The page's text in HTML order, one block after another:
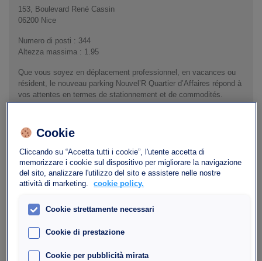
153, Boulevard René Cassin
06200 Nice
Numero di posti : 344
Altezza massima : 1.95
Que vous soyez en déplacement professionnel, en vacances ou
résident, le nouveau parking Nouvel’R Quartier d’Affaires répond à
vos attentes en termes de stationnement et de commodités.
se trouve à quelques kilomètres seulement du Centre-Ville de Nice
et la Promenade des Anglais (liaison directe avec le tramay), à la
sortie de l’autoroute A8 et en plein cœur du nouveau quartier
d’Affaires Arenas.
Il permet de rejoindre l’aéroport de Nice Côte d’Azur en 8 mn à
la future gare ferroviaire (ouverture 2022).
célèbre parc Phoenix, les hôtels Novotel, Ibis et Okko (4 Etoiles),
des Congrès de Nice (ouverture 2024).
Cookie
Cliccando su “Accetta tutti i cookie”, l'utente accetta di
memorizzare i cookie sul dispositivo per migliorare la navigazione
del sito, analizzare l'utilizzo del sito e assistere nelle nostre
attività di marketing.
cookie policy.
Cookie strettamente necessari
Cookie di prestazione
Cookie per pubblicità mirata